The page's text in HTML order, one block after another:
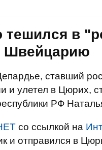
тешился в
Швейцарию
ставший
и улетел в Цюрих,
РФ
со ссылкой на
и отправился в